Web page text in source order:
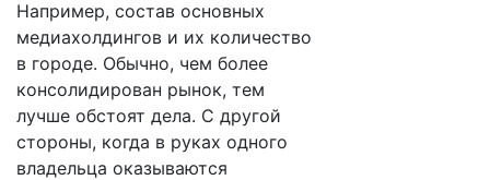
Например, состав основных
медиахолдингов и их количество
в городе. Обычно, чем более
консолидирован рынок, тем
лучше обстоят дела. С другой
стороны, когда в руках одного
владельца оказываются